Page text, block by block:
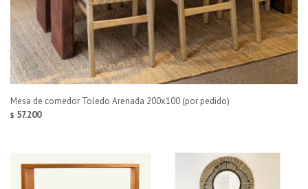
Mesa de comedor Toledo Arenada 200x100 (por pedido)
$ 57.200